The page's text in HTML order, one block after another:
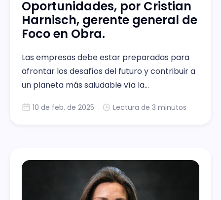
Oportunidades, por Cristian
Harnisch, gerente general de
Foco en Obra.
Las empresas debe estar preparadas para
afrontar los desafíos del futuro y contribuir a
un planeta más saludable vía la
10 de feb. de 2025 Lectura de 3 minutos